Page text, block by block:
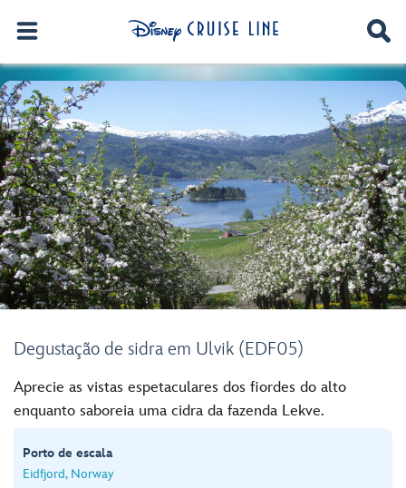
Degustação de sidra em Ulvik (EDF05)
Aprecie as vistas espetaculares dos fiordes do alto
enquanto saboreia uma cidra da fazenda Lekve.
Porto de escala
Eidfjord, Norway